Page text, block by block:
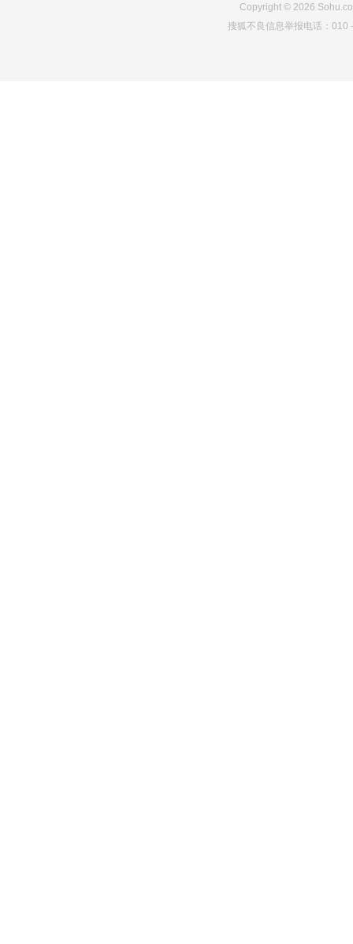
Copyright© 2026
搜狐不良信息举报电话：010